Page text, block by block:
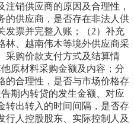
销供应商的原因及合理性，
的供应商，是否存在非法人供
发票并完整入账；（2）补充
林、越南伟木等境外供应商采
采购价款支付方式及结算情
原材料采购金额及内容；分
的合理性，是否与市场价格存
期内转贷的发生金额、对应
转出转入的时间间隔，是否存
行人控股股东、实际控制人及